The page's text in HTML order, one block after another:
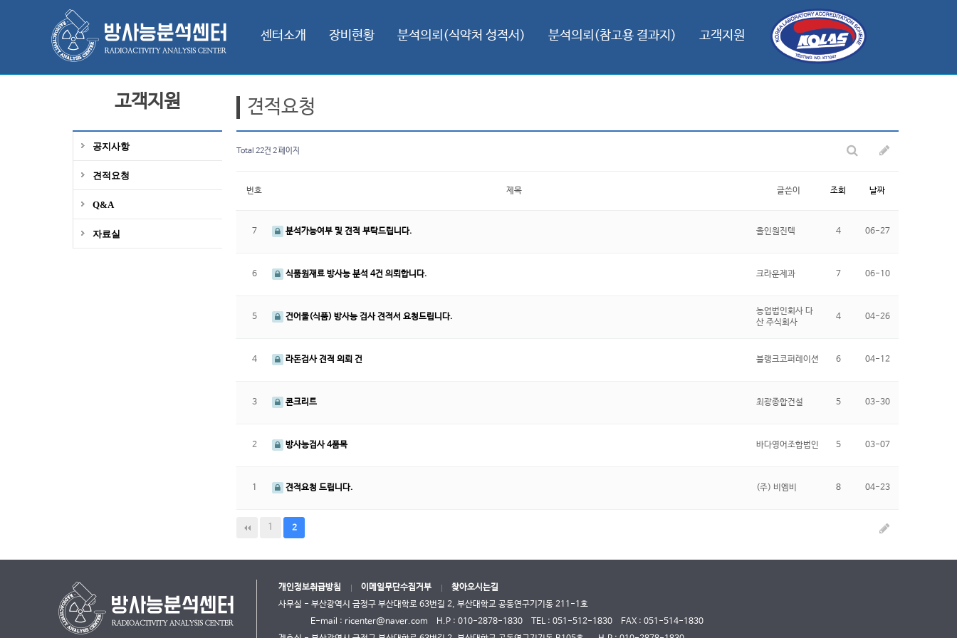
센터소개 장비현황 분석의뢰(식약처 성적서) 분석의뢰(참고용 결과지) 고객지원
고객지원
공지사항
견적요청
Q&A
자료실
견적요청
Total 22건 2 페이지
번호 제목 글쓴이 조회 날짜
7 분석가능여부 및 견적 부탁드립니다. 올인원진텍 4 06-27
6 식품원재료 방사능 분석 4건 의뢰합니다. 크라운제과 7 06-10
5 건어물(식품) 방사능 검사 견적서 요청드립니다.
농업법인회사 다
산 주식회사
4 04-26
4 라돈검사 견적 의뢰 건 블랭크코퍼레이션 6 04-12
3 콘크리트 최광종합건설 5 03-30
2 방사능검사 4품목 바다영어조합법인 5 03-07
1 견적요청 드립니다. (주) 비엠비 8 04-23
1 2
개인정보취급방침 이메일무단수집거부
찾아오시는길
사무실 - 부산광역시 금정구 부산대학로 63번길 2, 부산대학교 공동연구기기동 211-1호
E-mail : ricenter@naver.com
H.P : 010-2878-1830 TEL : 051-512-1830
FAX : 051-514-1830